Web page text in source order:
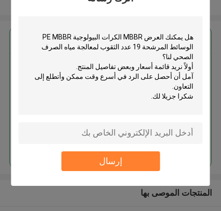
إرسال
احصل على افضل سعر ل
الوسائط المرشحة 19 عدد الثقوب
المنتجات الموصى بها